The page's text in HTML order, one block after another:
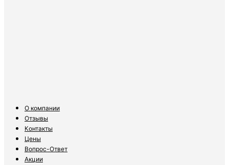
О компании
Отзывы
Контакты
Цены
Вопрос-Ответ
Акции